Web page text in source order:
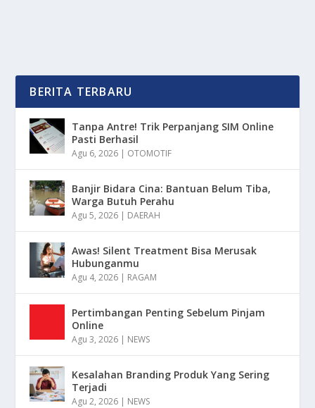
BERITA TERBARU
Tanpa Antre! Trik Perpanjang SIM Online
Pasti Berhasil
Agu 6, 2026 | OTOMOTIF
Banjir Bidara Cina: Bantuan Belum Tiba,
Warga Butuh Perahu
Agu 5, 2026 | DAERAH
Awas! Silent Treatment Bisa Merusak
Hubunganmu
Agu 4, 2026 | RAGAM
Pertimbangan Penting Sebelum Pinjam
Online
Agu 3, 2026 | NEWS
Kesalahan Branding Produk Yang Sering
Terjadi
Agu 2, 2026 | NEWS